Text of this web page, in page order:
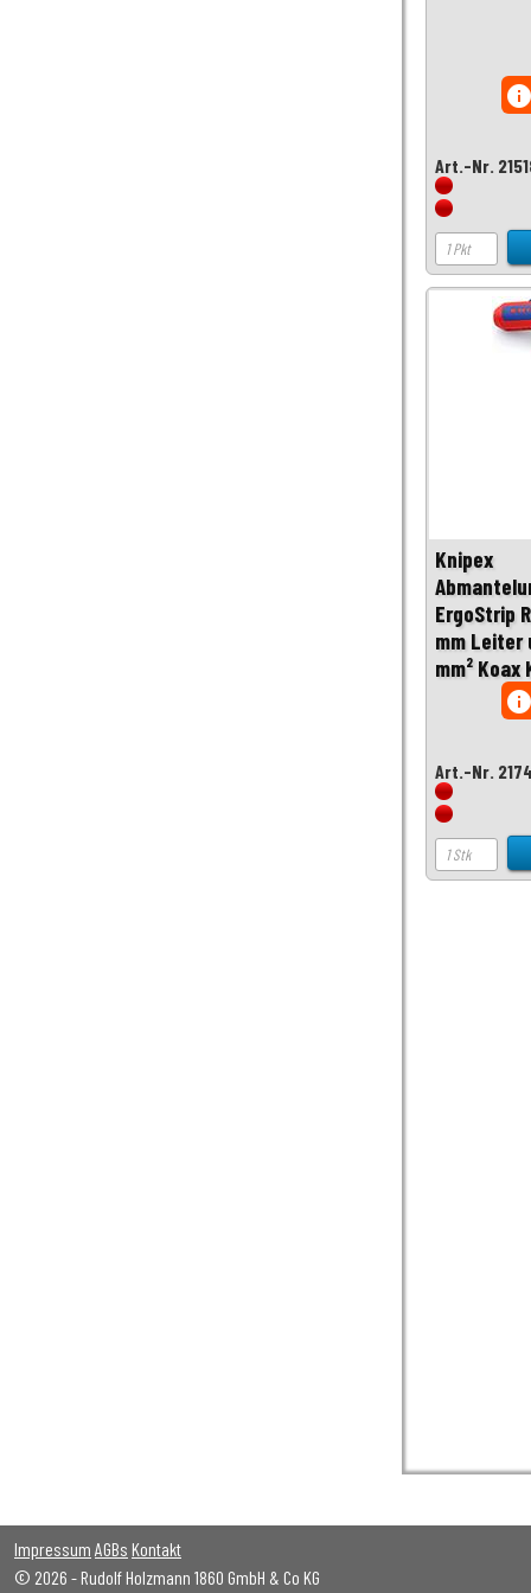
Art.-Nr.
Knipex
ErgoStrip
mm Leiter
mm² Koax
Art.-Nr.
Impressum AGBs Kontakt
© 2026 - Rudolf Holzmann 1860 GmbH & Co KG